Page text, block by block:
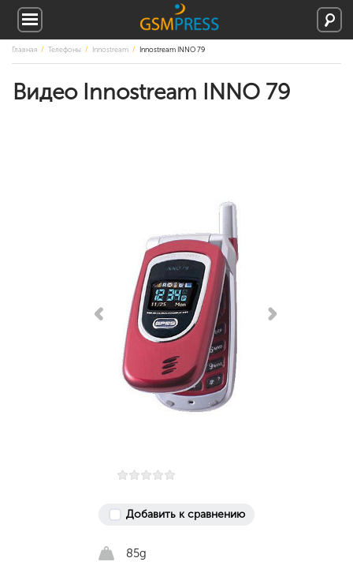
Главная Телефоны Innostream Innostream INNO 79
Видео Innostream INNO 79
Добавить к сравнению
85g